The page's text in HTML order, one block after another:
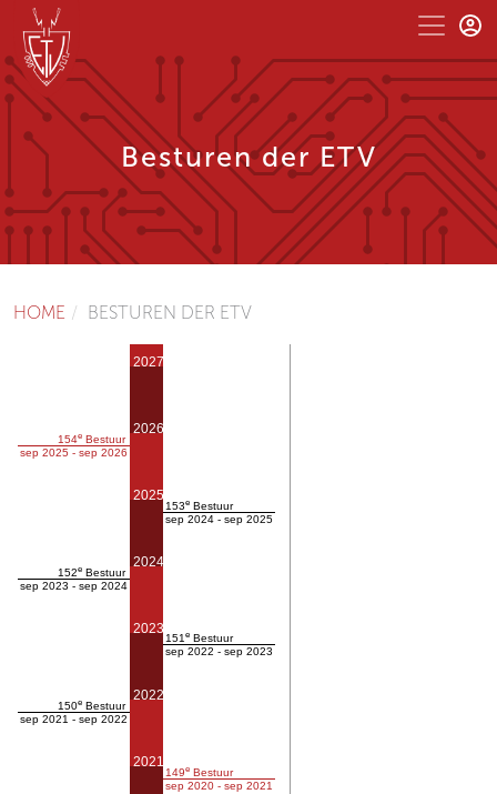
Besturen der ETV
HOME BESTUREN DER ETV
154e Bestuur
sep 2025 - sep 2026
152e Bestuur
sep 2023 - sep 2024
150e Bestuur
sep 2021 - sep 2022
2027
2026
2025
2024
2023
2022
2021
153e Bestuur
sep 2024 - sep 2025
151 e Bestuur
sep 2022 - sep 2023
149e Bestuur
sep 2020 - sep 2021